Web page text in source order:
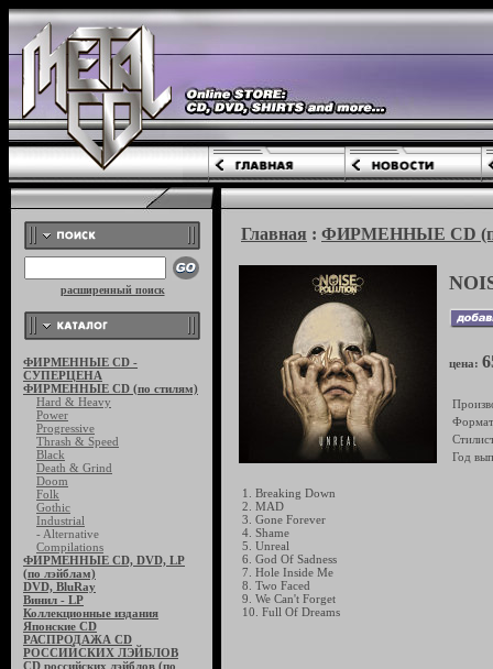
расширенный поиск
ФИРМЕННЫЕ CD -
СУПЕРЦЕНА
ФИРМЕННЫЕ CD (по стилям)
Hard & Heavy
Power
Progressive
Thrash & Speed
Black
Death & Grind
Doom
Folk
Gothic
Industrial
- Alternative
Compilations
ФИРМЕННЫЕ CD, DVD, LP
(по лэйблам)
DVD, BluRay
Винил - LP
Коллекционные издания
Японские CD
РАСПРОДАЖА CD
РОССИЙСКИХ ЛЭЙБЛОВ
CD российских лэйблов (по
Главная : ФИРМЕННЫЕ CD
цена:
Год
1. Breaking Down
2. MAD
3. Gone Forever
4. Shame
5. Unreal
6. God Of Sadness
7. Hole Inside Me
8. Two Faced
9. We Can't Forget
10. Full Of Dreams